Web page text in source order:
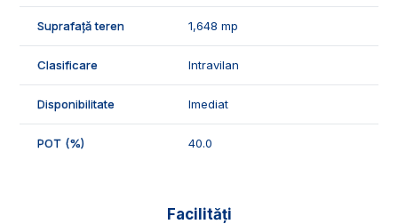
📞Pentru mai multe detalii sau pentru programarea unei
vizionari, suntem disponibili pentru dumneavostra, Echipa
Exclusiv Imobiliare Alba!
Suprafață teren 1,648 mp
Clasificare Intravilan
Disponibilitate Imediat
POT (%) 40.0
Facilități